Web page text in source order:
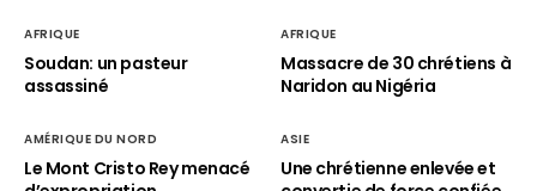
AFRIQUE
Soudan: un pasteur
assassiné
AFRIQUE
Massacre de 30 chrétiens à
Naridon au Nigéria
AMÉRIQUE DU NORD
Le Mont Cristo Rey menacé
ASIE
Une chrétienne enlevée et